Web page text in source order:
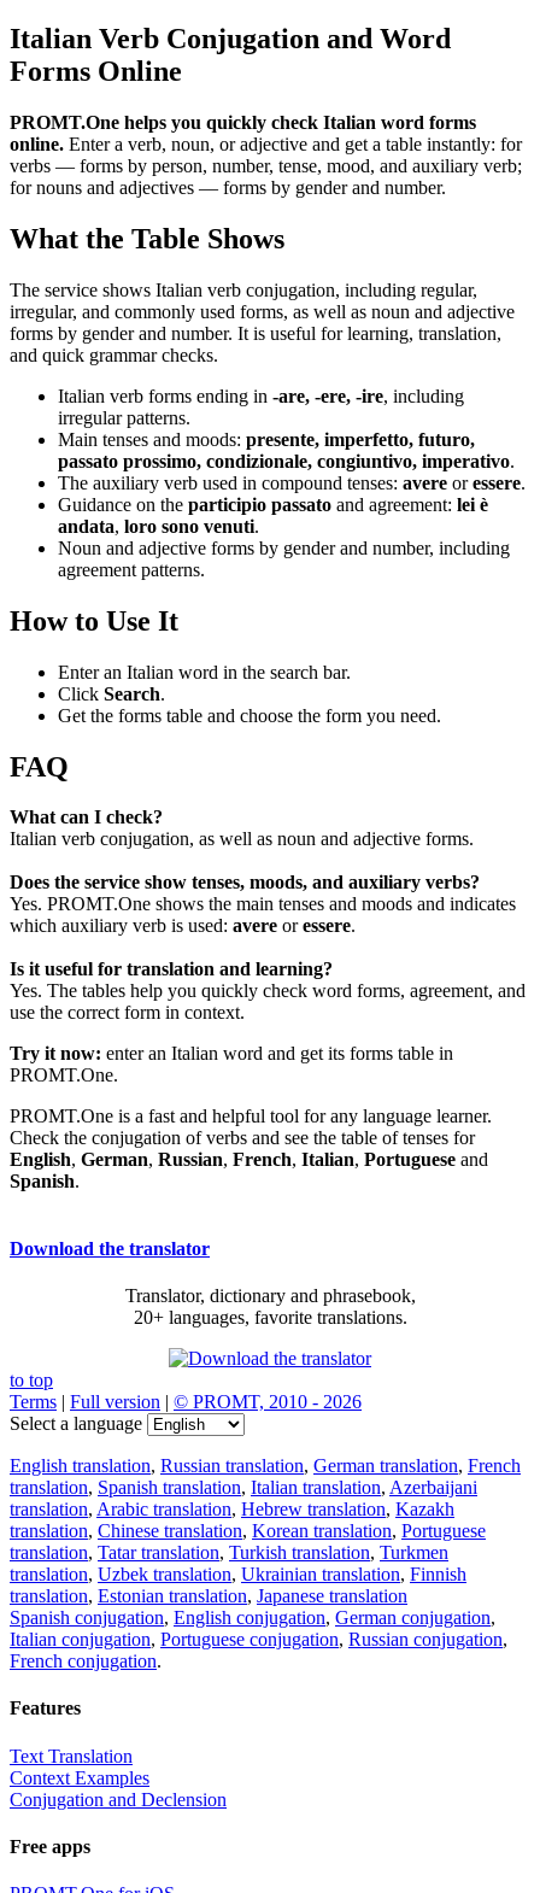
Italian Verb Conjugation and Word
Forms Online
PROMT.One helps you quickly check Italian word forms
online. Enter a verb, noun, or adjective and get a table instantly: for
verbs — forms by person, number, tense, mood, and auxiliary verb;
for nouns and adjectives — forms by gender and number.
What the Table Shows
The service shows Italian verb conjugation, including regular,
irregular, and commonly used forms, as well as noun and adjective
forms by gender and number. It is useful for learning, translation,
and quick grammar checks.
Italian verb forms ending in -are, -ere, -ire, including
irregular patterns.
Main tenses and moods: presente, imperfetto, futuro,
passato prossimo, condizionale, congiuntivo, imperativo.
The auxiliary verb used in compound tenses: avere oressere.
Guidance on the participio passato and agreement: lei è
andata, loro sono venuti.
Noun and adjective forms by gender and number, including
agreement patterns.
How to Use It
Enter an Italian word in the search bar.
Click Search.
Get the forms table and choose the form you need.
FAQ
What can I check?
Italian verb conjugation, as well as noun and adjective forms.
Does the service show tenses, moods, and auxiliary verbs?
Yes. PROMT.One shows the main tenses and moods and indicates
which auxiliary verb is used: avere oressere.
Is it useful for translation and learning?
Yes. The tables help you quickly check word forms, agreement, and
use the correct form in context.
Try it now: enter an Italian word and get its forms table in
PROMT.One.
PROMT.One is a fast and helpful tool for any language learner.
Check the conjugation of verbs and see the table of tenses for
English, German, Russian, French, Italian, Portuguese and
Spanish.
Download the translator
Translator, dictionary and phrasebook,
20+ languages, favorite translations.
to top
Terms | Full version | © PROMT, 2010 - 2026
Select a language
English translation, Russian translation, German translation, French
translation, Spanish translation, Italian translation, Azerbaijani
translation, Arabic translation, Hebrew translation, Kazakh
translation, Chinese translation, Korean translation, Portuguese
translation, Tatar translation, Turkish translation, Turkmen
translation, Uzbek translation, Ukrainian translation, Finnish
translation, Estonian translation, Japanese translation
Spanish conjugation, English conjugation, German conjugation,
Italian conjugation, Portuguese conjugation, Russian conjugation,
French conjugation.
Features
Text Translation
Context Examples
Conjugation and Declension
Free apps